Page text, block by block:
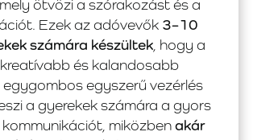
ötvözi a szórakozást és a
Ezek az adóvevők 3–10
számára készültek , hogy a
és kalandosabb
egygombos egyszerű vezérlés
a gyerekek számára a gyors
miközbenakár